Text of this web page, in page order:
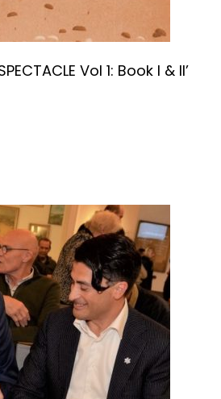
Vol 1: Book I & II’